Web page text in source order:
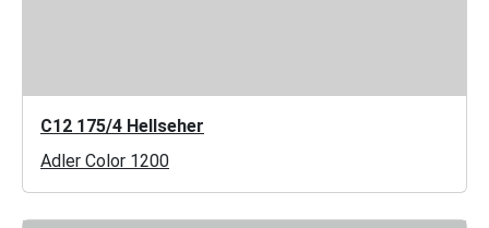
C12 175/4 Hellseher
Adler Color 1200